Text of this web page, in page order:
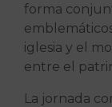
forma
iglesia y el
entre el
La jornada